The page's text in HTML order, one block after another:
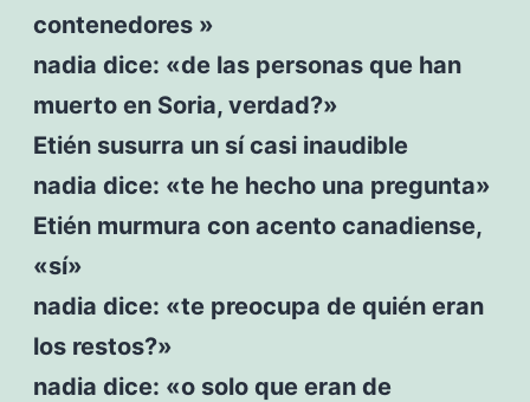
contenedores »
nadia dice: «de las personas que han
muerto en Soria, verdad?»
Etién susurra un sí casi inaudible
nadia dice: «te he hecho una pregunta»
Etién murmura con acento canadiense,
«sí»
nadia dice: «te preocupa de quién eran
los restos?»
nadia dice: «o solo que eran de